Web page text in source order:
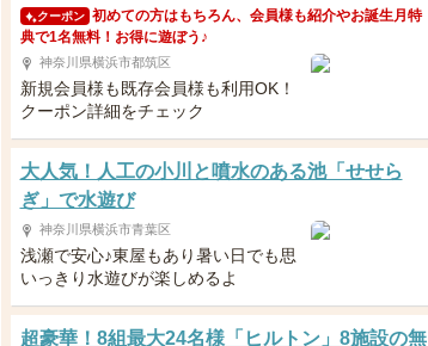
クーポン 初めての方はもちろん、会員様も紹介やお誕生月特
典で1名無料！お得に遊ぼう♪
神奈川県横浜市都筑区
新規会員様も既存会員様も利用OK！
クーポン詳細をチェック
大人気！人工の小川と噴水のある池「せせら
ぎ」で水遊び
神奈川県横浜市青葉区
浅瀬で安心♪東屋もあり暑い日でも思
いっきり水遊びが楽しめるよ
超豪華！8組最大24名様「ヒルトン」8施設の無